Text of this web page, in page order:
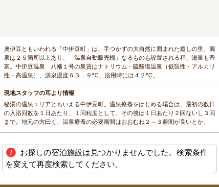
奥伊豆ともいわれる「中伊豆町」は、手つかずの大自然に囲まれた癒しの里。源
泉は２５箇所以上あり、「温泉自動販売機」なるものも設置される程、湯量も豊
富。中伊豆温泉 八幡１号の泉質はナトリウム－硫酸塩温泉（低張性・アルカリ
性・高温泉）、源泉温度６３．９℃、浴用時には４２℃。
現地スタッフの耳より情報
秘湯の温泉エリアともいえる中伊豆町。温泉療養をはじめる場合は、最初の数日
の入浴回数を１日あたり、１回程度として、その後は１日あたり２回ないし３回
まで。地元の方曰く、温泉療養の必要期間はおおむね２～３週間が良いとか。
お探しの宿泊施設は見つかりませんでした。検索条件
を変えて再度検索してください。